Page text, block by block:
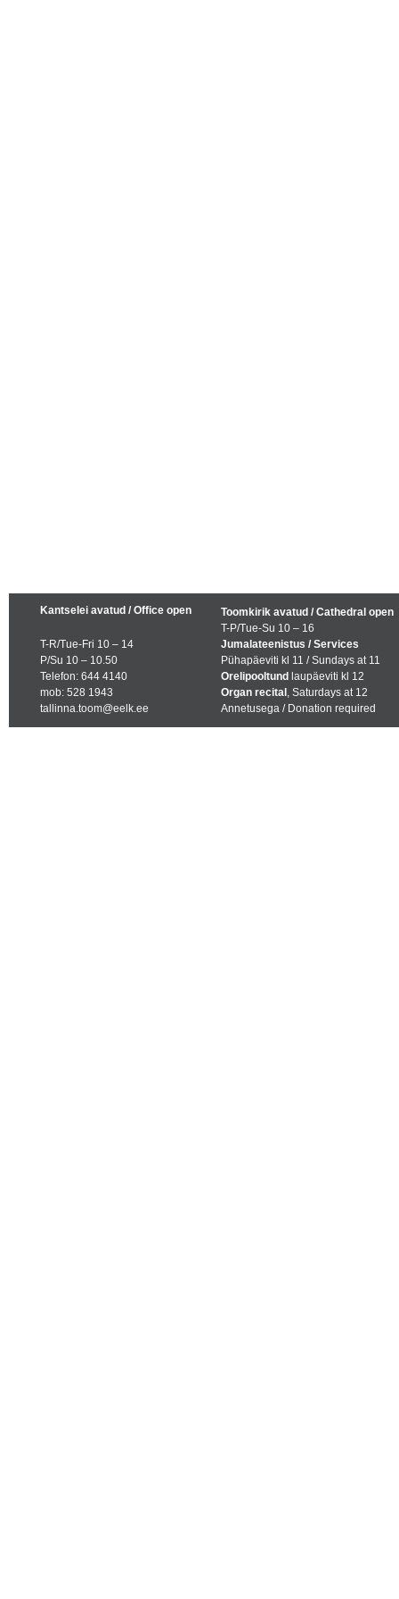
Kantselei avatud / Office open
T-R/Tue-Fri 10 – 14
P/Su 10 – 10.50
Telefon: 644 4140
mob: 528 1943
tallinna.toom@eelk.ee
Toomkirik avatud / Cathedral open
T-P/Tue-Su 10 – 16
Jumalateenistus / Services
Pühapäeviti kl 11 / Sundays at 11
Orelipooltund laupäeviti kl 12
Organ recital , Saturdays at 12
Annetusega / Donation required